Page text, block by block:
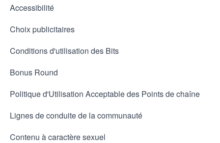
Accessibilité
Choix publicitaires
Conditions d'utilisation des Bits
Bonus Round
Politique d'Utilisation Acceptable des Points de chaîne
Lignes de conduite de la communauté
Contenu à caractère sexuel